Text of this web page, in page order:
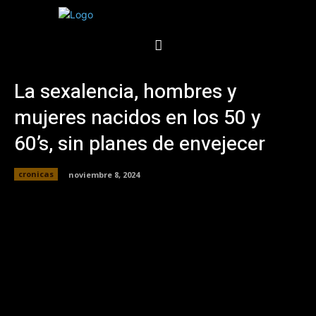
La sexalencia, hombres y
mujeres nacidos en los 50 y
60’s, sin planes de envejecer
cronicas noviembre 8, 2024